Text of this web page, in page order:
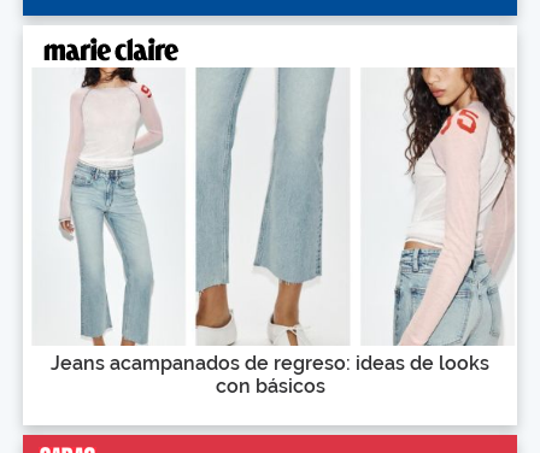
Jeans acampanados de regreso: ideas de looks
con básicos